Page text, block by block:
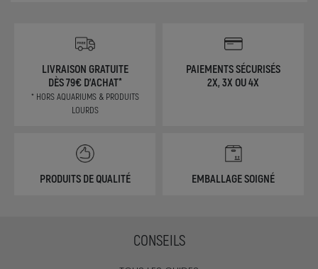
LIVRAISON GRATUITE
DÈS 79€ D'ACHAT*
* HORS AQUARIUMS & PRODUITS
LOURDS
PAIEMENTS SÉCURISÉS
2X, 3X OU 4X
PRODUITS DE QUALITÉ EMBALLAGE SOIGNÉ
CONSEILS